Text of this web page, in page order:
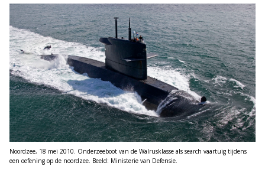
Noordzee, 18 mei 2010. Onderzeeboot van de Walrusklasse als search vaartuig tijdens
een oefening op de noordzee. Beeld: Ministerie van Defensie.